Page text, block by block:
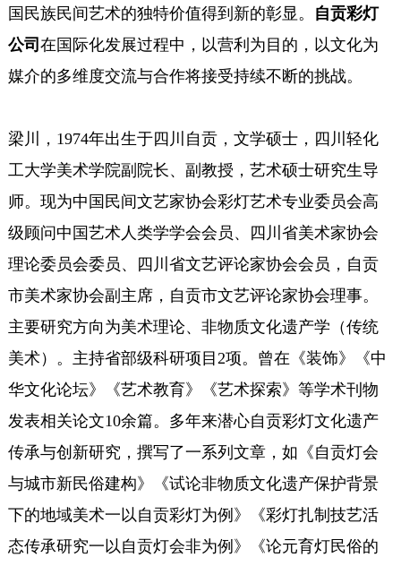
国民族民间艺术的独特价值得到新的彰显。
自贡彩灯
公司 在国际化发展过程中，以营利为目的，以文化为
媒介的多维度交流与合作将接受持续不断的挑战。
梁川，1974年出生于四川自贡，文学硕士，四川轻化
工大学美术学院副院长、副教授，艺术硕士研究生导
师。现为中国民间文艺家协会彩灯艺术专业委员会高
级顾问中国艺术人类学学会会员、四川省美术家协会
理论委员会委员、四川省文艺评论家协会会员，自贡
市美术家协会副主席，自贡市文艺评论家协会理事。
主要研究方向为美术理论、非物质文化遗产学（传统
美术）。主持省部级科研项目2项。曾在《装饰》《中
华文化论坛》《艺术教育》《艺术探索》等学术刊物
发表相关论文10余篇。多年来潜心自贡彩灯文化遗产
传承与创新研究，撰写了一系列文章，如《自贡灯会
与城市新民俗建构》《试论非物质文化遗产保护背景
下的地域美术一以自贡彩灯为例》《彩灯扎制技艺活
态传承研究一以自贡灯会非为例》《论元育灯民俗的